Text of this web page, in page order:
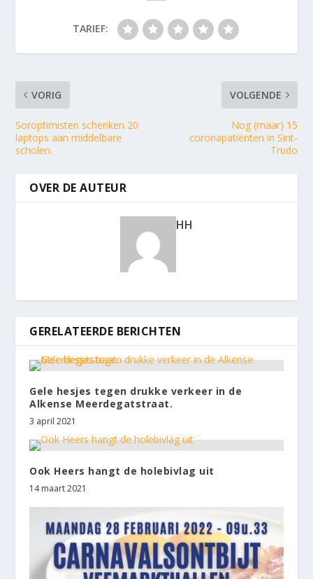
TARIEF:
VORIG
Soroptimisten schenken 20
laptops aan middelbare
scholen.
VOLGENDE
Nog (maar) 15
coronapatiënten in Sint-
Trudo
OVER DE AUTEUR
HH
GERELATEERDE BERICHTEN
Gele hesjes tegen drukke verkeer in de
Alkense Meerdegatstraat.
3 april 2021
Ook Heers hangt de holebivlag uit
14 maart 2021